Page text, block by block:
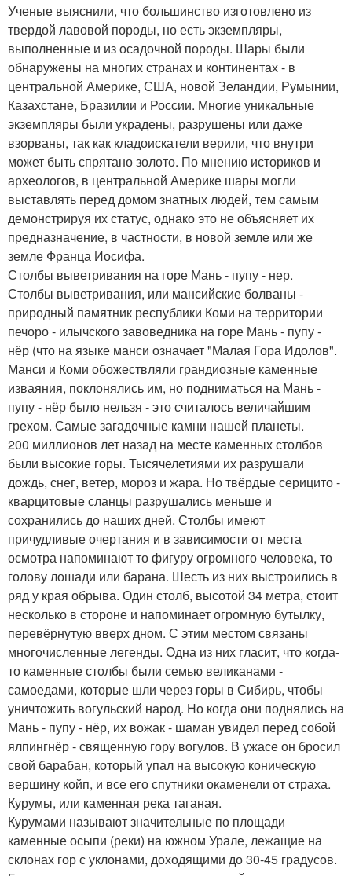
Ученые выяснили, что большинство изготовлено из
твердой лавовой породы, но есть экземпляры,
выполненные и из осадочной породы. Шары были
обнаружены на многих странах и континентах - в
центральной Америке, США, новой Зеландии, Румынии,
Казахстане, Бразилии и России. Многие уникальные
экземпляры были украдены, разрушены или даже
взорваны, так как кладоискатели верили, что внутри
может быть спрятано золото. По мнению историков и
археологов, в центральной Америке шары могли
выставлять перед домом знатных людей, тем самым
демонстрируя их статус, однако это не объясняет их
предназначение, в частности, в новой земле или же
земле Франца Иосифа.
Столбы выветривания на горе Мань - пупу - нер.
Столбы выветривания, или мансийские болваны -
природный памятник республики Коми на территории
печоро - илычского завоведника на горе Мань - пупу -
нёр (что на языке манси означает "Малая Гора Идолов".
Манси и Коми обожествляли грандиозные каменные
изваяния, поклонялись им, но подниматься на Мань -
пупу - нёр было нельзя - это считалось величайшим
грехом. Самые загадочные камни нашей планеты.
200 миллионов лет назад на месте каменных столбов
были высокие горы. Тысячелетиями их разрушали
дождь, снег, ветер, мороз и жара. Но твёрдые серицито -
кварцитовые сланцы разрушались меньше и
сохранились до наших дней. Столбы имеют
причудливые очертания и в зависимости от места
осмотра напоминают то фигуру огромного человека, то
голову лошади или барана. Шесть из них выстроились в
ряд у края обрыва. Один столб, высотой 34 метра, стоит
несколько в стороне и напоминает огромную бутылку,
перевёрнутую вверх дном. С этим местом связаны
многочисленные легенды. Одна из них гласит, что когда-
то каменные столбы были семью великанами -
самоедами, которые шли через горы в Сибирь, чтобы
уничтожить вогульский народ. Но когда они поднялись на
Мань - пупу - нёр, их вожак - шаман увидел перед собой
ялпингнёр - священную гору вогулов. В ужасе он бросил
свой барабан, который упал на высокую коническую
вершину койп, и все его спутники окаменели от страха.
Курумы, или каменная река таганая.
Курумами называют значительные по площади
каменные осыпи (реки) на южном Урале, лежащие на
склонах гор с уклонами, доходящими до 30-45 градусов.